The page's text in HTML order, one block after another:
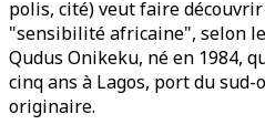
polis, cité) veut faire
"sensibilité africaine", selon
Qudus Onikeku, né en 1984,
cinq ans à Lagos, port du
originaire.